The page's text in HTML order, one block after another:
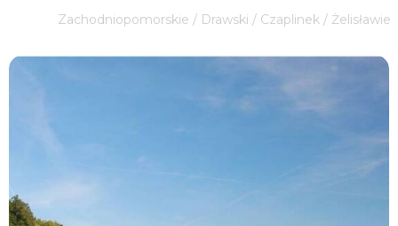
Zachodniopomorskie / Drawski / Czaplinek / Żelisławie